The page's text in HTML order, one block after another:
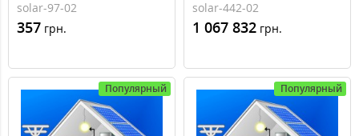
1011, AXIOMA energy
solar-97-02
357 грн.
резерв, 24кВт, 220/380В,
AXIOMA energy
solar-442-02
1 067 832 грн.
Популярный Популярный